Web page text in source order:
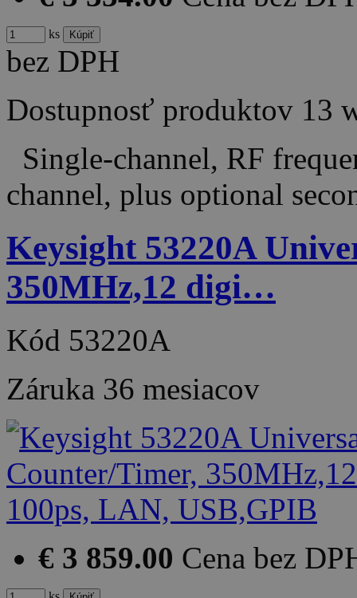
ks
bez DPH
Dostupnosť produktov 13
Single-channel, RF
channel, plus optional
Keysight 53220A
350MHz,12 digi…
Kód 53220A
Záruka 36 mesiacov
€ 3 859.00 Cena bez